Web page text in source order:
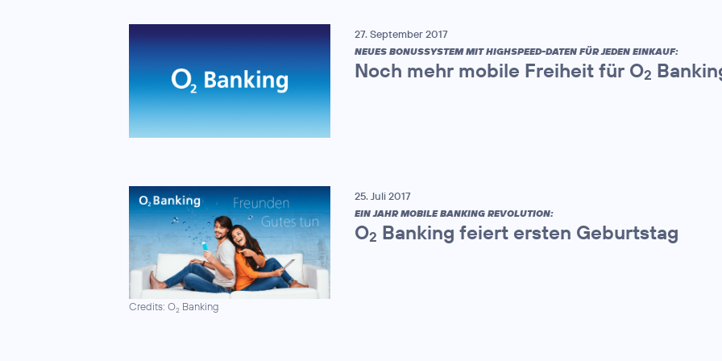
27. September 2017
NEUES BONUSSYSTEM MIT HIGHSPEED-DATEN FÜR JEDEN EINKAUF:
Noch mehr mobile Freiheit für O2
Credits: O2 Banking
25. Juli 2017
EIN JAHR MOBILE BANKING REVOLUTION:
O2 Banking feiert ersten Geburtstag